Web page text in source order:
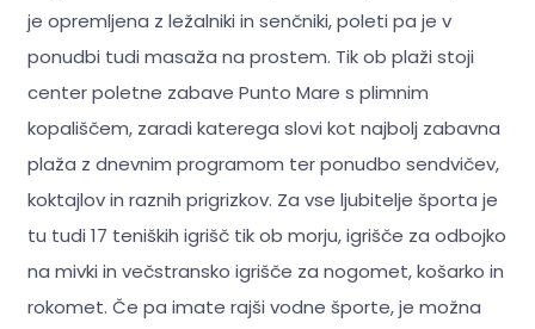
je opremljena z ležalniki in senčniki, poleti pa je v
ponudbi tudi masaža na prostem. Tik ob plaži stoji
center poletne zabave Punto Mare s plimnim
kopališčem, zaradi katerega slovi kot najbolj zabavna
plaža z dnevnim programom ter ponudbo sendvičev,
koktajlov in raznih prigrizkov. Za vse ljubitelje športa je
tu tudi 17 teniških igrišč tik ob morju, igrišče za odbojko
na mivki in večstransko igrišče za nogomet, košarko in
rokomet. Če pa imate rajši vodne športe, je možna